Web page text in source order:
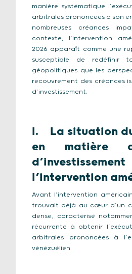
manière systématique
arbitrales prononcées à son
nombreuses créances
contexte, l’intervention
2026 apparaît comme une
susceptible de redéfinir
géopolitiques que les
recouvrement des créances
d’investissement.
I. La situation
en matière
l’intervention
Avant l’intervention
trouvait déjà au cœur d’un
dense, caractérisé
récurrente à obtenir
arbitrales prononcées à
vénézuélien.